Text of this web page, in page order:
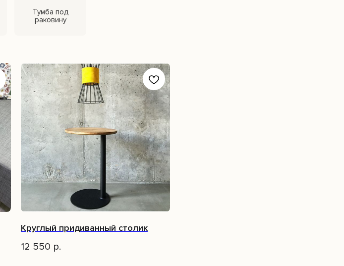
Тумба под
раковину
Круглый придиванный столик
12 550 р.